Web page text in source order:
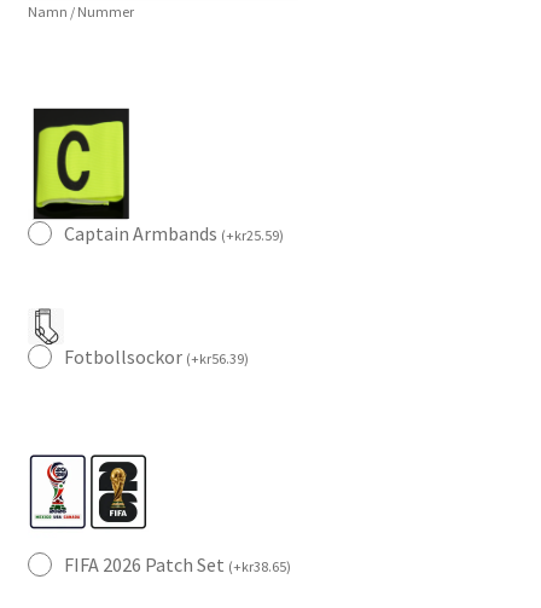
Herr
Namn / Nummer
Captain Armbands (+kr25.59)
Fotbollsockor (+kr56.39)
FIFA 2026 Patch Set (+kr38.65)